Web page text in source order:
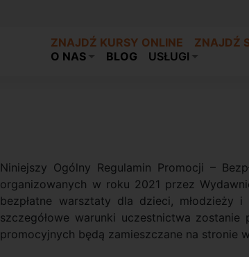
ZNAJDŹ KURSY ONLINE ZNAJDŹ
O NAS
BLOG USŁUGI
Niniejszy Ogólny Regulamin Promocji –
organizowanych w roku 2021 przez
bezpłatne warsztaty dla dzieci, młodzieży
szczegółowe warunki uczestnictwa
promocyjnych będą zamieszczane na stronie